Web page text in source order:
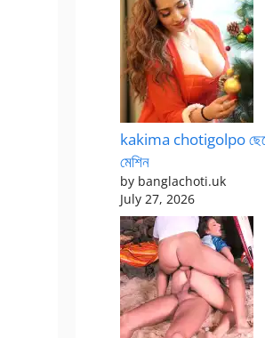
kakima chotigolpo
মেশিন
by banglachoti.uk
July 27, 2026